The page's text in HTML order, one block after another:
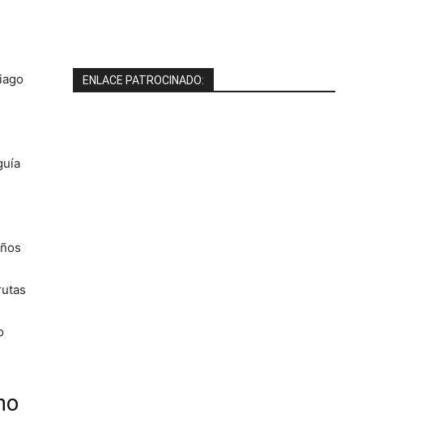
ENLACE PATROCINADO: